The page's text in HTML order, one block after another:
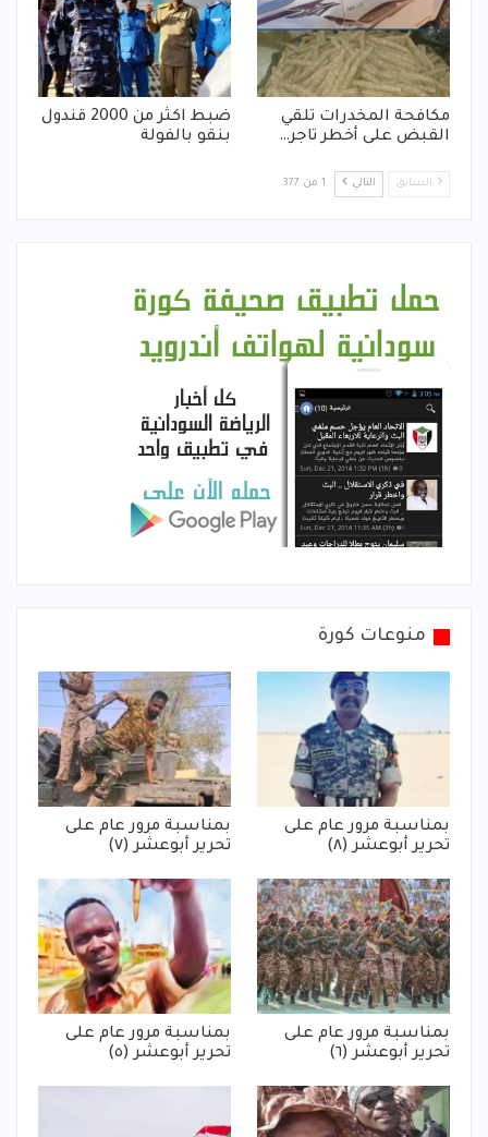
مكافحة المخدرات تلقي
القبض على أخطر تاجر…
ضبط اكثر من 2000 قندول
بنقو بالفولة
السابق التالي 1 من 377
منوعات كورة
بمناسبة مرور عام على
تحرير أبوعشر (٨)
بمناسبة مرور عام على
تحرير أبوعشر (٧)
بمناسبة مرور عام على
تحرير أبوعشر (٦)
بمناسبة مرور عام على
تحرير أبوعشر (٥)